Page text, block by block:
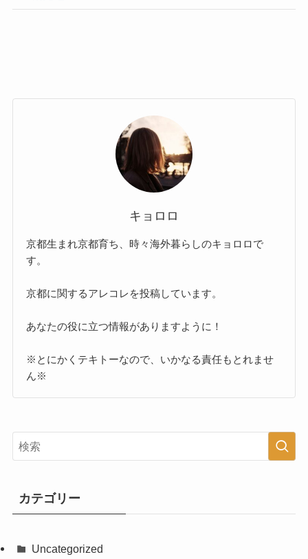
キョロロ
京都生まれ京都育ち、時々海外暮らしのキョロロで
す。
京都に関するアレコレを投稿しています。
あなたの役に立つ情報がありますように！
※とにかくテキトーなので、いかなる責任もとれませ
ん※
カテゴリー
Uncategorized